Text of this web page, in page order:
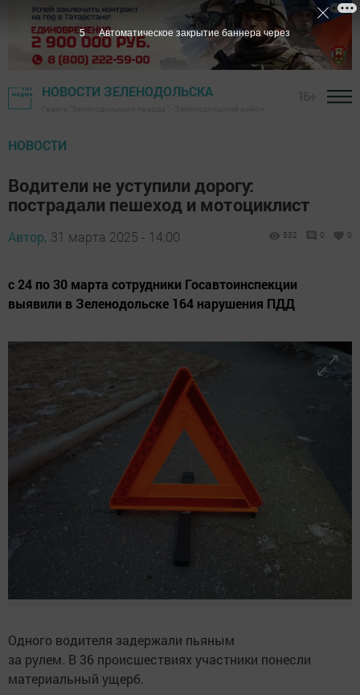
НОВОСТИ ЗЕЛЕНОДОЛЬСКА
НОВОСТИ
Водители не уступили дорогу:
пострадали пешеход и мотоциклист
Автор, 31 марта 2025 - 14:00 532 0 0
с 24 по 30 марта сотрудники Госавтоинспекции
выявили в Зеленодольске 164 нарушения ПДД
Одного водителя задержали пьяным
за рулем. В 36 происшествиях участники понесли
материальный ущерб.
4 Автоматическое закрытие баннера через